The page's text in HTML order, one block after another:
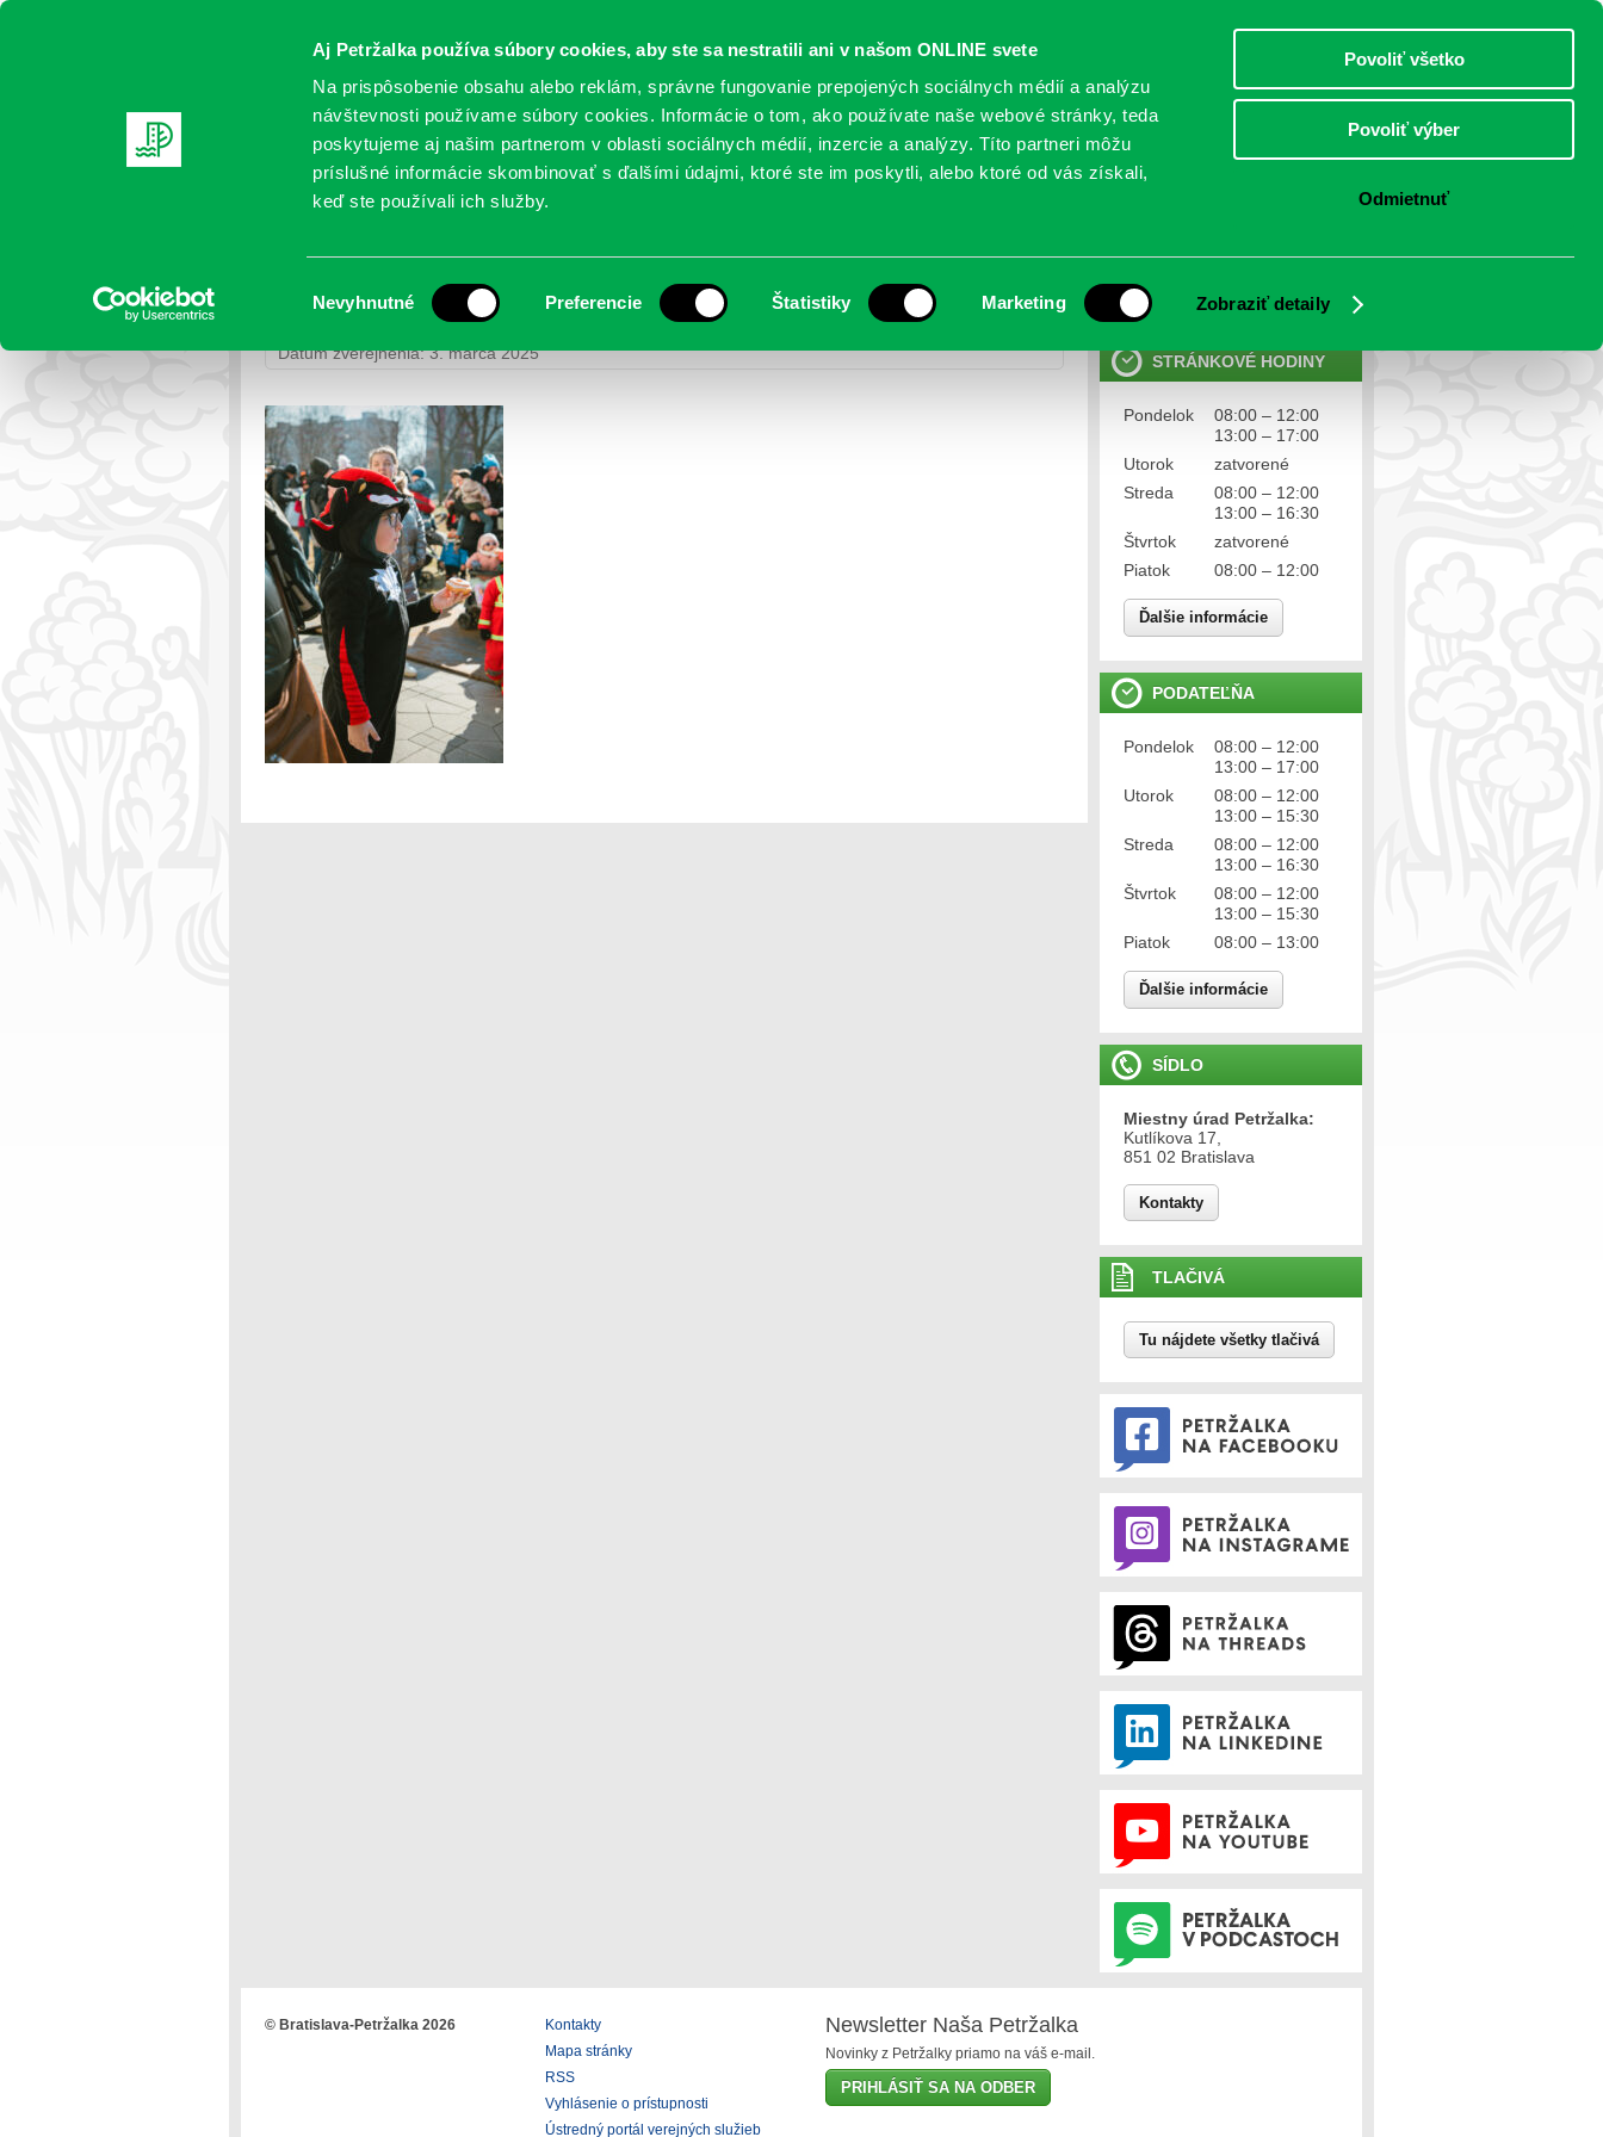
Aj Petržalka používa súbory cookies, aby ste sa nestratili ani v našom ONLINE svete
Na prispôsobenie obsahu alebo reklám, správne fungovanie prepojených sociálnych médií a analýzu
návštevnosti používame súbory cookies. Informácie o tom, ako používate naše webové stránky, teda
poskytujeme aj našim partnerom v oblasti sociálnych médií, inzercie a analýzy. Títo partneri môžu
príslušné informácie skombinovať s ďalšími údajmi, ktoré ste im poskytli, alebo ktoré od vás získali,
keď ste používali ich služby.
súhlasu
Nevyhnutné Preferencie Štatistiky Marketing Zobraziť detaily
Povoliť všetko
Povoliť výber
Odmietnuť
Oficiálne stránky
PETRŽALSKÉ KONTO
AKTUALITY SAMOSPRÁVA ORGANIZÁCIE OBLASTI NOVINY MAPY TLAČIVÁ KONTAKTY
Ochrana osobných údajov
STRÁNKOVÉ HODINY
Pondelok
08:00 – 12:00
13:00 – 17:00
Utorok
zatvorené
Streda
08:00 – 12:00
13:00 – 16:30
Štvrtok
zatvorené
Piatok
08:00 – 12:00
Ďalšie informácie
PODATEĽŇA
Pondelok
08:00 – 12:00
13:00 – 17:00
Utorok
08:00 – 12:00
13:00 – 15:30
Streda
08:00 – 12:00
13:00 – 16:30
Štvrtok
08:00 – 12:00
13:00 – 15:30
Piatok
08:00 – 13:00
Ďalšie informácie
SÍDLO
Miestny úrad Petržalka:
Kutlíkova 17,
851 02 Bratislava
Kontakty
TLAČIVÁ
Tu nájdete všetky tlačivá
DA5A0297
Petržalka>Fotogalérie >Fašiangy
> DA5A0297
Dátum zverejnenia: 3. marca 2025
© Bratislava-Petržalka 2026
Kontakty
Mapa stránky
RSS
Vyhlásenie o prístupnosti
Ústredný portál verejných služieb
Newsletter Naša Petržalka
Novinky z Petržalky priamo na váš e-mail.
PRIHLÁSIŤ SA NA ODBER